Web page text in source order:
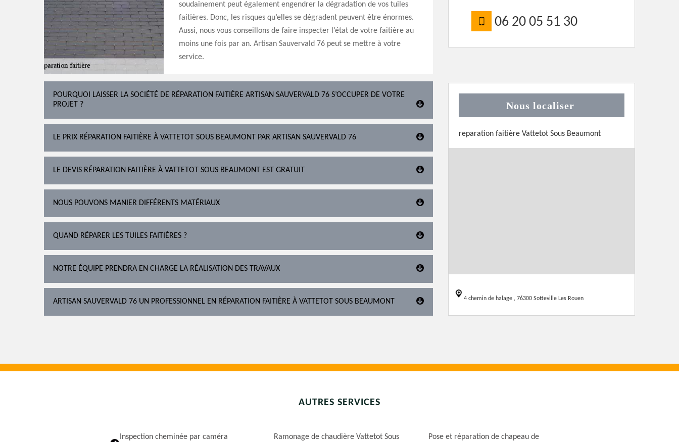
soudainement peut également engendrer la dégradation de vos tuiles
faitières. Donc, les risques qu’elles se dégradent peuvent être énormes.
Aussi, nous vous conseillons de faire inspecter l’état de votre faitière au
moins une fois par an. Artisan Sauvervald 76 peut se mettre à votre
service.
POURQUOI LAISSER LA SOCIÉTÉ DE RÉPARATION FAITIÈRE ARTISAN SAUVERVALD 76 S’OCCUPER DE VOTRE
PROJET ?
LE PRIX RÉPARATION FAITIÈRE À VATTETOT SOUS BEAUMONT PAR ARTISAN SAUVERVALD 76
LE DEVIS RÉPARATION FAITIÈRE À VATTETOT SOUS BEAUMONT EST GRATUIT
NOUS POUVONS MANIER DIFFÉRENTS MATÉRIAUX
QUAND RÉPARER LES TUILES FAITIÈRES ?
NOTRE ÉQUIPE PRENDRA EN CHARGE LA RÉALISATION DES TRAVAUX
ARTISAN SAUVERVALD 76 UN PROFESSIONNEL EN RÉPARATION FAITIÈRE À VATTETOT SOUS BEAUMONT
06 20 05 51 30
Nous localiser
reparation faitière Vattetot Sous Beaumont
4 chemin de halage , 76300 Sotteville Les Rouen
AUTRES SERVICES
Inspection cheminée par caméra
Ramonage de chaudière Vattetot Sous
Pose et réparation de chapeau de